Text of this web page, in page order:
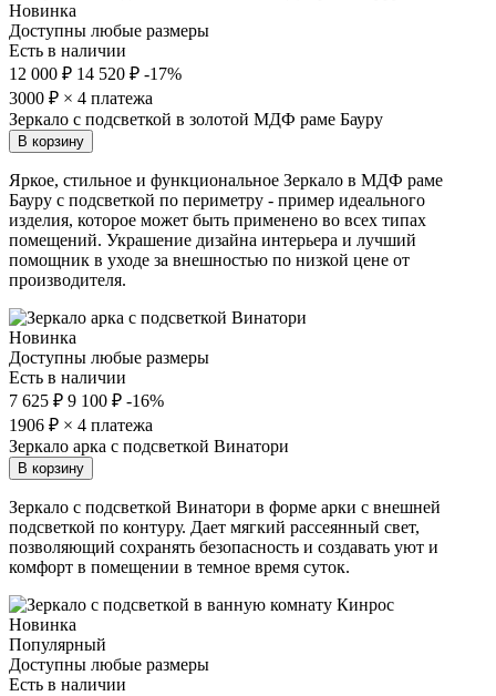
Новинка
Доступны любые размеры
Есть в наличии
12 000 ₽ 14 520 ₽ -17%
3000 ₽ × 4 платежа
Зеркало с подсветкой в золотой МДФ раме Бауру
В корзину
Яркое, стильное и функциональное Зеркало в МДФ раме
Бауру с подсветкой по периметру - пример идеального
изделия, которое может быть применено во всех типах
помещений. Украшение дизайна интерьера и лучший
помощник в уходе за внешностью по низкой цене от
производителя.
Новинка
Доступны любые размеры
Есть в наличии
7 625 ₽ 9 100 ₽ -16%
1906 ₽ × 4 платежа
Зеркало арка с подсветкой Винатори
В корзину
Зеркало с подсветкой Винатори в форме арки с внешней
подсветкой по контуру. Дает мягкий рассеянный свет,
позволяющий сохранять безопасность и создавать уют и
комфорт в помещении в темное время суток.
Новинка
Популярный
Доступны любые размеры
Есть в наличии